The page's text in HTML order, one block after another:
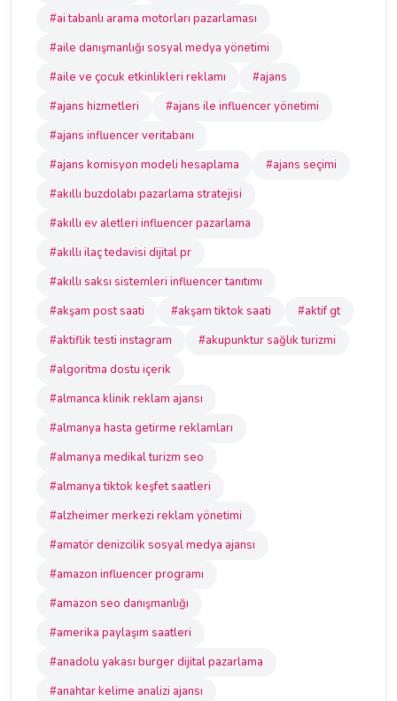
#ai tabanlı arama motorları pazarlaması
#aile danışmanlığı sosyal medya yönetimi
#aile ve çocuk etkinlikleri reklamı
#ajans
#ajans hizmetleri
#ajans ile influencer yönetimi
#ajans influencer veritabanı
#ajans komisyon modeli hesaplama
#ajans seçimi
#akıllı buzdolabı pazarlama stratejisi
#akıllı ev aletleri influencer pazarlama
#akıllı ilaç tedavisi dijital pr
#akıllı saksı sistemleri influencer tanıtımı
#akşam post saati
#akşam tiktok saati
#aktif gt
#aktiflik testi instagram
#akupunktur sağlık turizmi
#algoritma dostu içerik
#almanca klinik reklam ajansı
#almanya hasta getirme reklamları
#almanya medikal turizm seo
#almanya tiktok keşfet saatleri
#alzheimer merkezi reklam yönetimi
#amatör denizcilik sosyal medya ajansı
#amazon influencer programı
#amazon seo danışmanlığı
#amerika paylaşım saatleri
#anadolu yakası burger dijital pazarlama
#anahtar kelime analizi ajansı